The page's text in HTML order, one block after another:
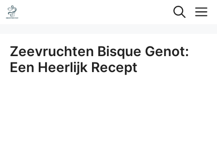
Ga
naar
inhoud
Zeevruchten Bisque Genot:
Een Heerlijk Recept